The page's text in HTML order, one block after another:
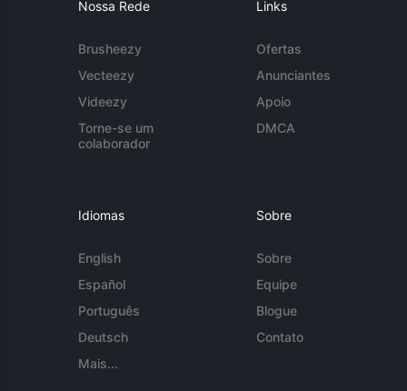
Nossa Rede
Brusheezy
Vecteezy
Videezy
Torne-se um
colaborador
Links
Ofertas
Anunciantes
Apoio
DMCA
Idiomas
English
Español
Português
Deutsch
Mais...
Sobre
Sobre
Equipe
Blogue
Contato